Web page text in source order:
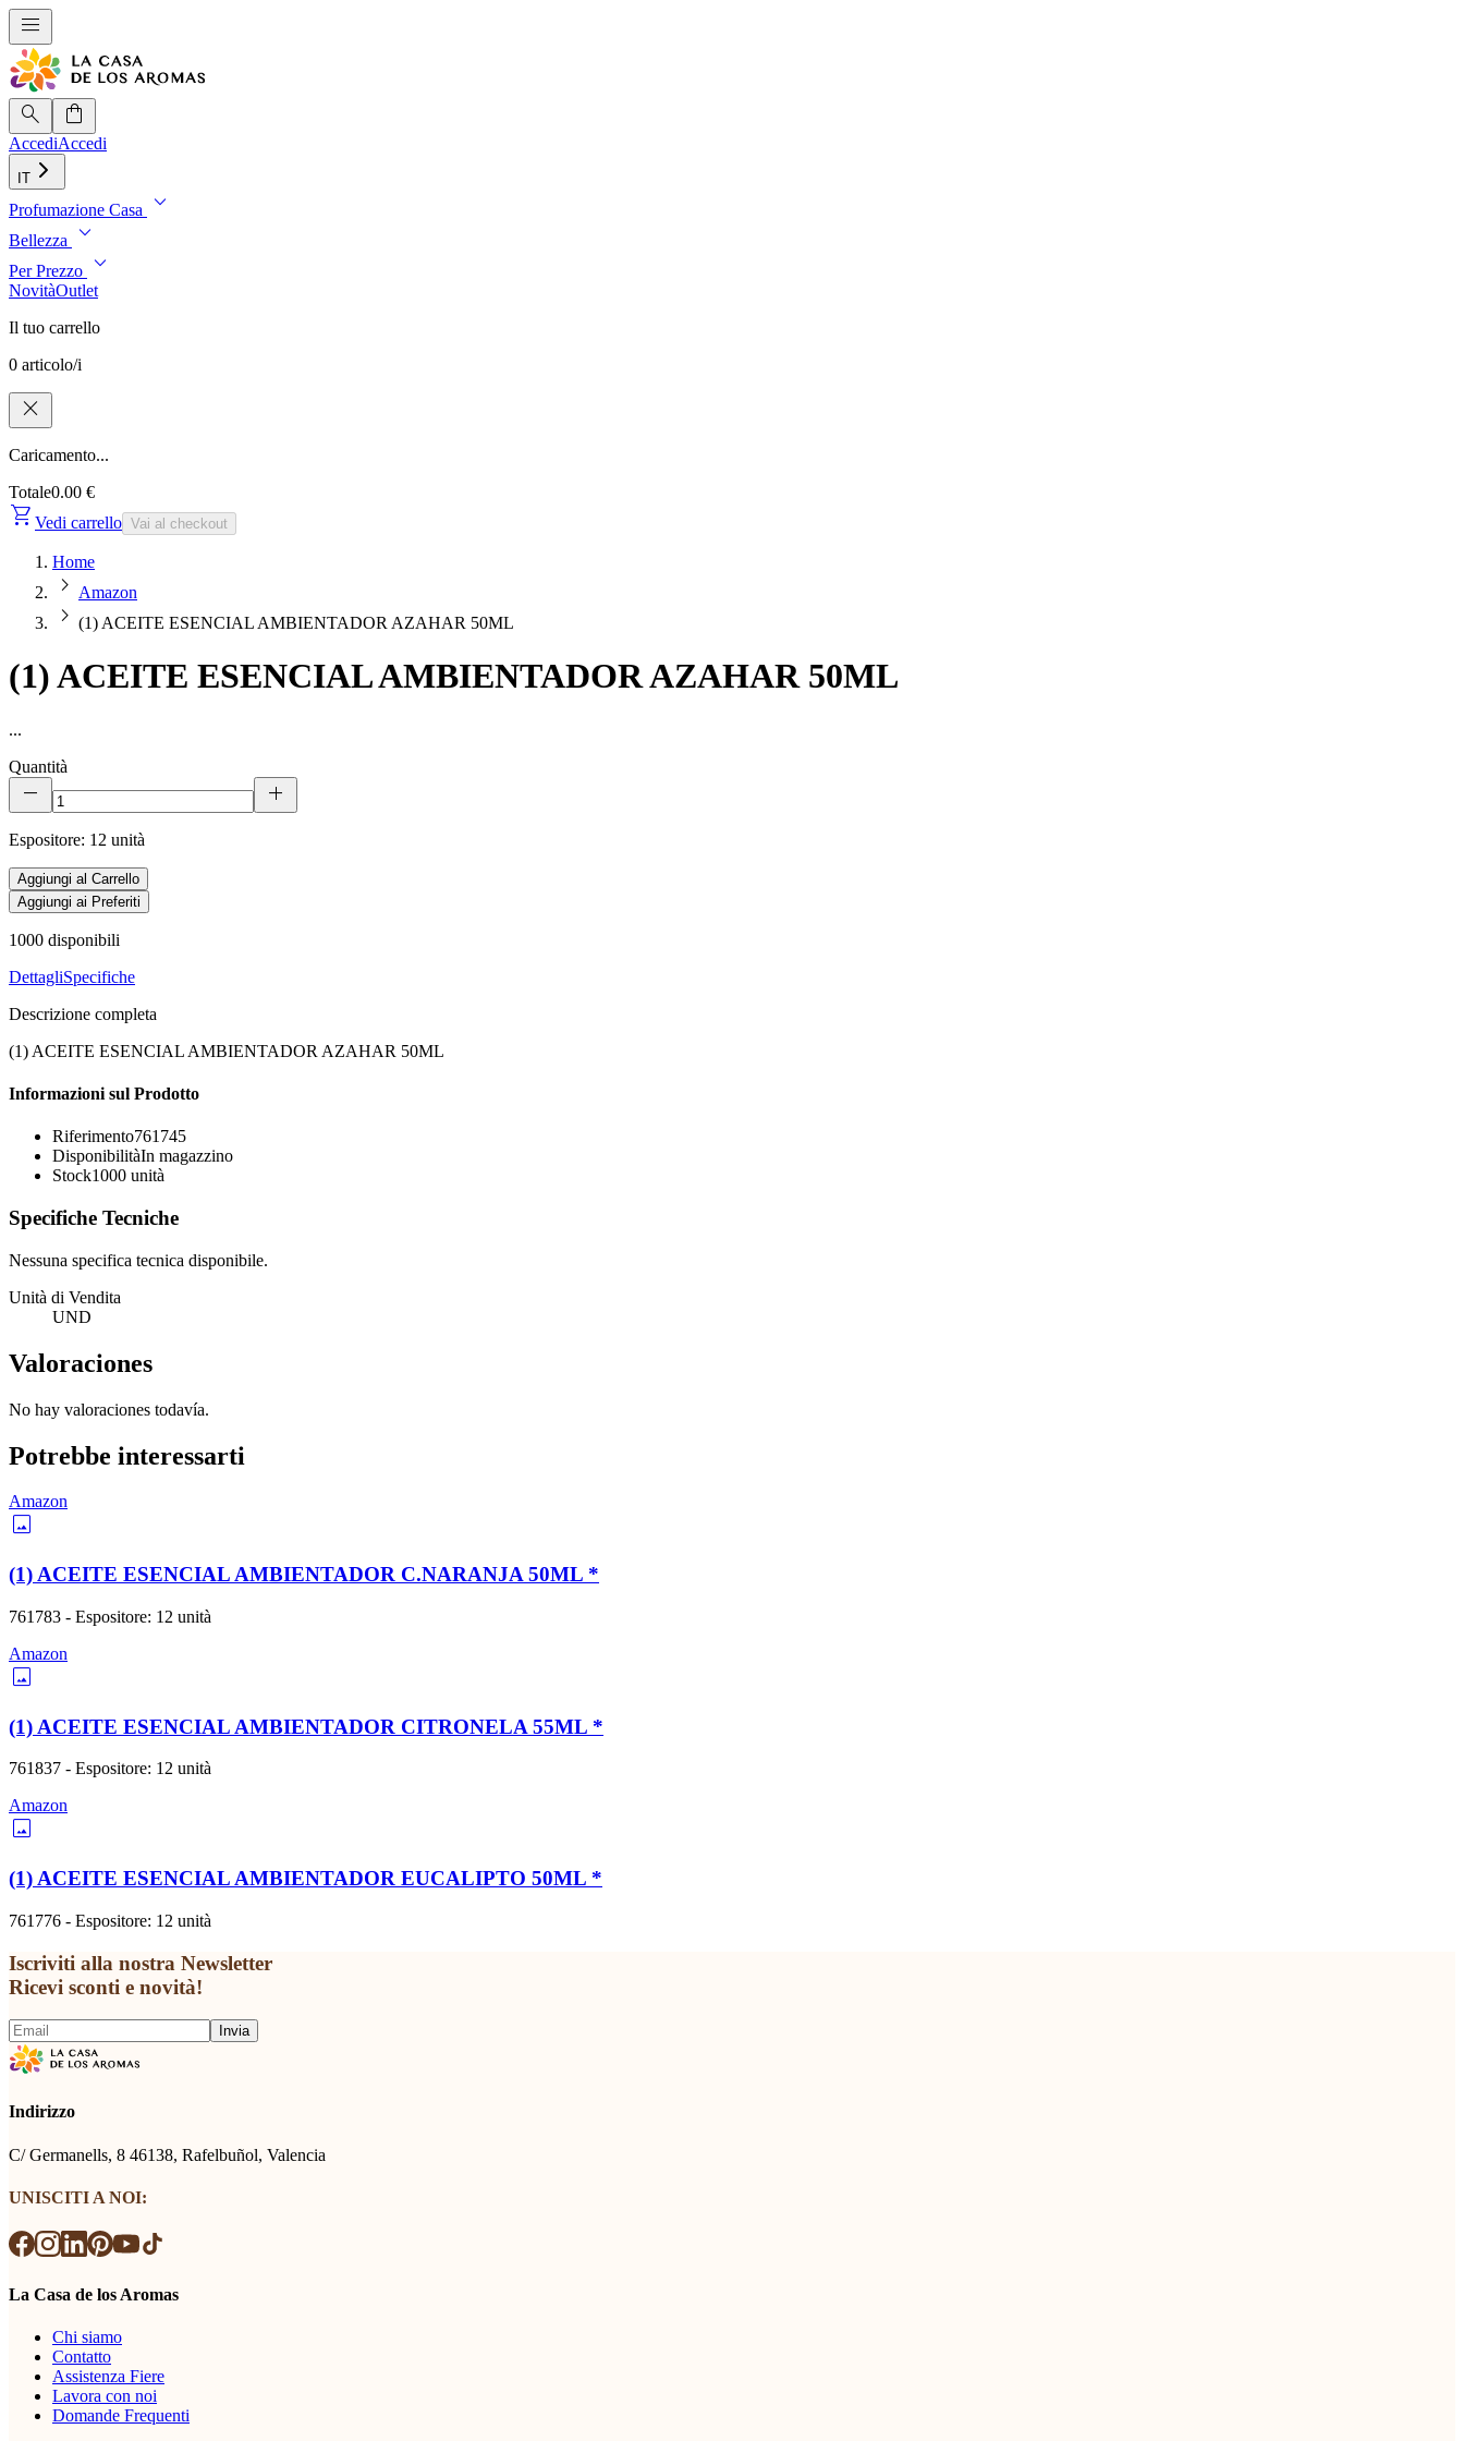
menu
search shopping_bag
AccediAccedi
IT
Profumazione Casa expand_more
Bellezza expand_more
Per Prezzo expand_more
NovitàOutlet
Il tuo carrello
0 articolo/i
close
Caricamento...
Totale0.00 €
shopping_cart Vedi carrello Vai al checkout
Home
chevron_right Amazon
chevron_right (1) ACEITE ESENCIAL AMBIENTADOR AZAHAR 50ML
(1) ACEITE ESENCIAL AMBIENTADOR AZAHAR 50ML
...
Quantità
remove add
Espositore: 12 unità
Aggiungi al Carrello
Aggiungi ai Preferiti
1000 disponibili
DettagliSpecifiche
Descrizione completa
(1) ACEITE ESENCIAL AMBIENTADOR AZAHAR 50ML
Informazioni sul Prodotto
Riferimento761745
DisponibilitàIn magazzino
Stock1000 unità
Specifiche Tecniche
Nessuna specifica tecnica disponibile.
Unità di Vendita
UND
Valoraciones
No hay valoraciones todavía.
Potrebbe interessarti
Amazon
image
(1) ACEITE ESENCIAL AMBIENTADOR C.NARANJA 50ML *
761783 - Espositore: 12 unità
Amazon
image
(1) ACEITE ESENCIAL AMBIENTADOR CITRONELA 55ML *
761837 - Espositore: 12 unità
Amazon
image
(1) ACEITE ESENCIAL AMBIENTADOR EUCALIPTO 50ML *
761776 - Espositore: 12 unità
Iscriviti alla nostra Newsletter
Ricevi sconti e novità!
Invia
Indirizzo
C/ Germanells, 8 46138, Rafelbuñol, Valencia
UNISCITI A NOI:
La Casa de los Aromas
Chi siamo
Contatto
Assistenza Fiere
Lavora con noi
Domande Frequenti